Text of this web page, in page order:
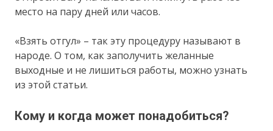
место на пару дней или часов.
«Взять отгул» – так эту процедуру называют в
народе. О том, как заполучить желанные
выходные и не лишиться работы, можно узнать
из этой статьи.
Кому и когда может понадобиться?